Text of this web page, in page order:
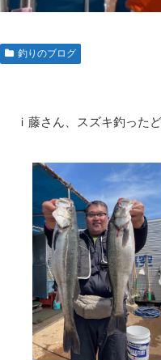
釣りのブログ
ｉ藤さん、スズキ釣った